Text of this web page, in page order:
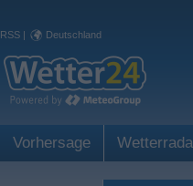
RSS | Deutschland
Vorhersage